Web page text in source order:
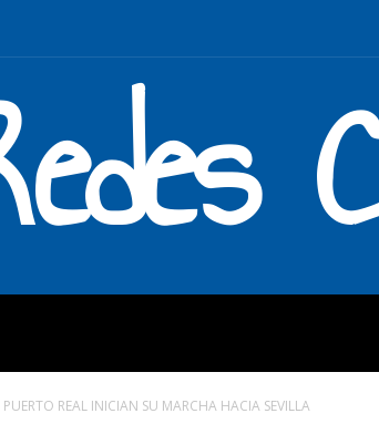
REAL INICIAN SU MARCHA HACIA SEVILLA